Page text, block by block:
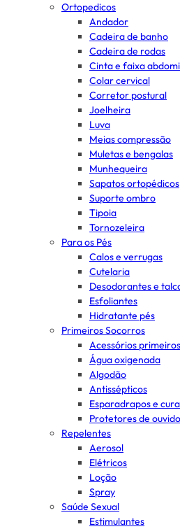
Ortopedicos
Andador
Cadeira de banho
Cadeira de rodas
Cinta e faixa
Colar cervical
Corretor postural
Joelheira
Luva
Meias compressão
Muletas e bengalas
Munhequeira
Sapatos ortopédicos
Suporte ombro
Tipoia
Tornozeleira
Para os Pés
Calos e verrugas
Cutelaria
Desodorantes e
Esfoliantes
Hidratante pés
Primeiros Socorros
Acessórios
Água oxigenada
Algodão
Antissépticos
Esparadrapos e
Protetores de
Repelentes
Aerosol
Elétricos
Loção
Spray
Saúde Sexual
Estimulantes